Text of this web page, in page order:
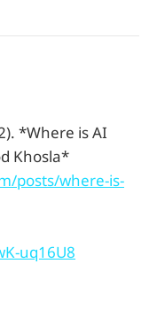
*Where is AI
Khosla*
posts/where-is-
uq16U8